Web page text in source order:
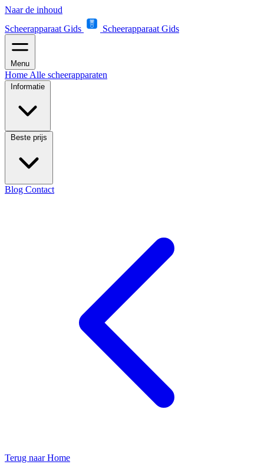
Naar de inhoud
Scheerapparaat Gids
Scheerapparaat Gids
Menu
Home Alle scheerapparaten
Informatie
Beste prijs
Blog Contact
Terug naar Home